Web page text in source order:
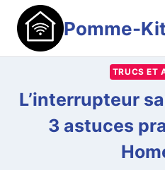
Aller
contenu
Pomme-
TRUCS ET
L’interrupteur
3 astuces